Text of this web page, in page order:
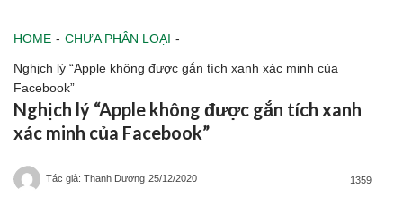
HOME - CHƯA PHÂN LOẠI -
Nghịch lý “Apple không được gắn tích xanh xác minh của
Facebook”
Nghịch lý “Apple không được gắn tích xanh
xác minh của Facebook”
Tác giả: Thanh Dương 25/12/2020 1359